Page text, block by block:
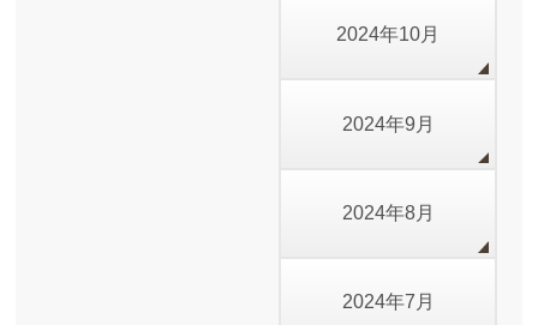
2024年10月
2024年9月
2024年8月
2024年7月